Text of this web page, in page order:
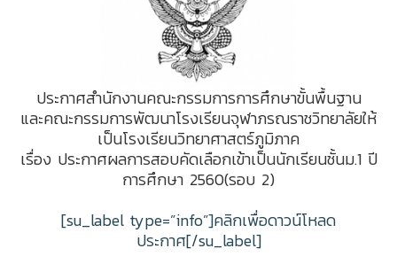
ประกาศสำนักงานคณะกรรมการการศึกษาขั้นพื้นฐาน
และคณะกรรมการพัฒนาโรงเรียนจุฬาภรณราชวิทยาลัยให้
เป็นโรงเรียนวิทยาศาสตร์ภูมิภาค
เรื่อง ประกาศผลการสอบคัดเลือกเข้าเป็นนักเรียนชั้นม.1 ปี
การศึกษา 2560(รอบ 2)
[su_label type=”info”]คลิกเพื่อดาวน์โหลด
ประกาศ[/su_label]